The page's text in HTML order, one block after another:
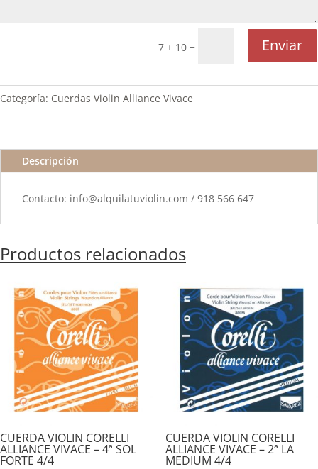
7 + 10 = Enviar
Categoría: Cuerdas Violin Alliance Vivace
Descripción
Contacto: info@alquilatuviolin.com / 918 566 647
Productos relacionados
CUERDA VIOLIN CORELLI
ALLIANCE VIVACE – 4ª SOL
FORTE 4/4
CUERDA VIOLIN CORELLI
ALLIANCE VIVACE – 2ª LA
MEDIUM 4/4